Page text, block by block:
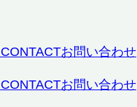
CONTACTお問い合わせ
CONTACTお問い合わせ